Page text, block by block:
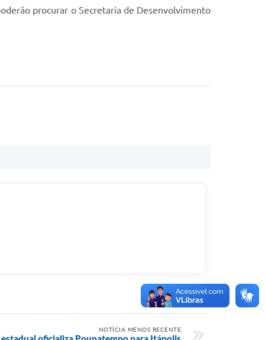
procurar o Secretaria de Desenvolvimento
NOTÍCIA MENOS RECENTE